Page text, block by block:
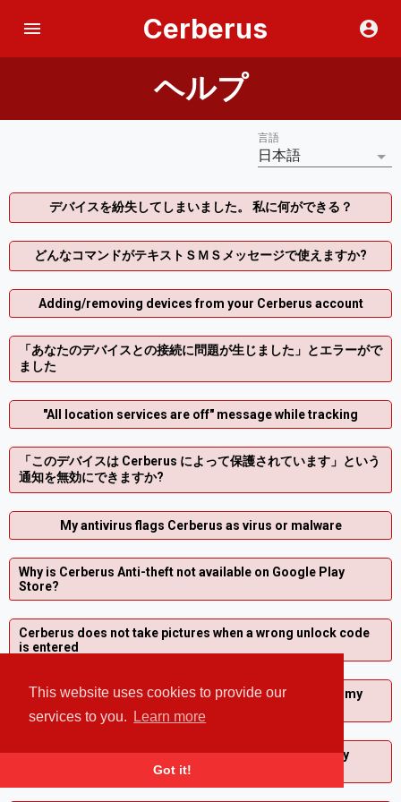
This website uses cookies to provide our
services to you.
Learn more
Got it!
Cerberus
ヘルプ
言語
日本語
デバイスを紛失してしまいました。 私に何ができる？
どんなコマンドがテキストＳＭＳメッセージで使えますか?
Adding/removing devices from your Cerberus account
「あなたのデバイスとの接続に問題が生じました」とエラーがで
ました
"All location services are off" message while tracking
「このデバイスは Cerberus によって保護されています」という
通知を無効にできますか?
My antivirus flags Cerberus as virus or malware
Why is Cerberus Anti-theft not available on Google Play
Store?
Cerberus does not take pictures when a wrong unlock code
is entered
I started a fake shutdown, how can I stop it so I can use my
phone again?
How can I change the email address associated with my